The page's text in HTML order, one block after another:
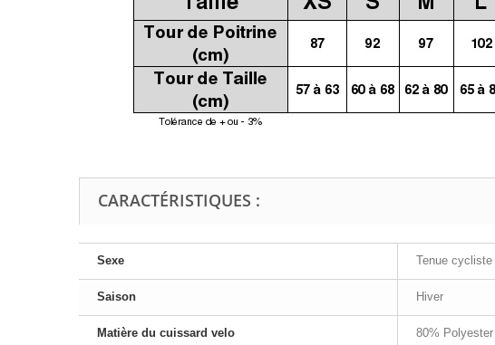
CARACTÉRISTIQUES :
Sexe Tenue cycliste
Saison Hiver
Matière du cuissard velo 80%